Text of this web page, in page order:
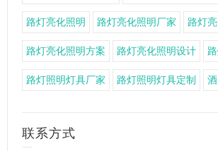
路灯亮化照明 路灯亮化照明厂家 路灯
路灯亮化照明方案 路灯亮化照明设计
路灯照明灯具厂家 路灯照明灯具定制
联系方式